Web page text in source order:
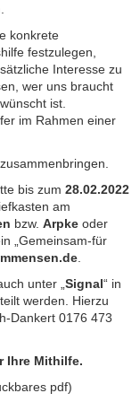
konkrete
festzulegen,
Interesse zu
wer uns braucht
ist.
im Rahmen einer
bis zum 28.02.2022
am
bzw. Arpke oder
„Gemeinsam-für
unter „ Signal“ in
werden. Hierzu
Dankert 0176 473
Ihre Mithilfe.
pdf)